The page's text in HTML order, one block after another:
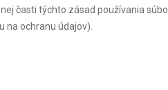
časti týchto zásad používania
na ochranu údajov).